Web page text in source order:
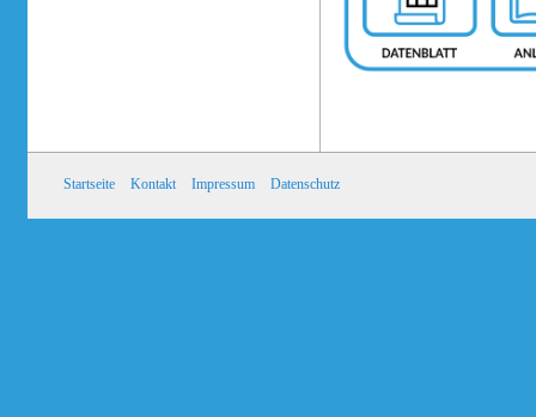
Startseite Kontakt Impressum Datenschutz